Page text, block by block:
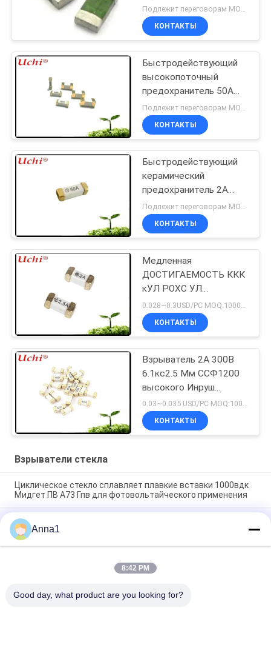
быстро действуя
поверхностное Маунт
сплавляют
Подлежит переговорам MOQ:1 вьюрок
КОНТАКТЫ
Быстродействующий
высокопоточный
предохранитель 50А
12х4,5 мм
Подлежит переговорам MOQ:1000pcs
КОНТАКТЫ
Быстродействующий
керамический
предохранитель 2А
250В
КОНТАКТЫ
Медленная
ДОСТИГАЕМОСТЬ ККК
кУЛ РОХС УЛ
взрывателей
держателя
поверхности дуновения
КОНТАКТЫ
Взрыватель 2А 300В
6.1кс2.5 Мм ССФ1200
высокого Инруш
керамический
быстродействующий
микро-
0.03~0.035 USD/PC MOQ:1000pcs
КОНТАКТЫ
Взрыватели стекла
Циклическое стекло сплавляет плавкие вставки 1000вдк
Мидгет ПВ А73 Гпв для фотовольтайческого применения
476 серий СМД1140 замедляют взрыватель 1А 250ВАК
400ВДК Пико держателя дуновения поверхностный для
освещения СИД
Высокое напряжение 5,500 взрыватель отставания по
времени взрывателя 500В стеклянной лампы серии
Anna1
8:42 PM
Good day, what product are you looking for?